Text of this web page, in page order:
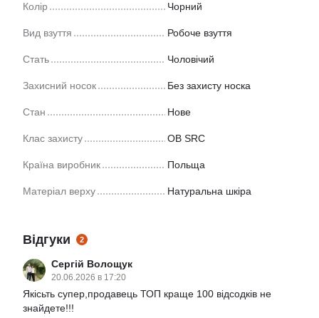
Колір Чорний
Вид взуття Робоче взуття
Стать Чоловічий
Захисний носок Без захисту носка
Стан Нове
Клас захисту OB SRC
Країна виробник Польща
Матеріал верху Натуральна шкіра
Відгуки 2
Сергій Волощук
20.06.2026 в 17:20
Якісьть супер,продавець ТОП краще 100 відсодків не
знайдете!!!